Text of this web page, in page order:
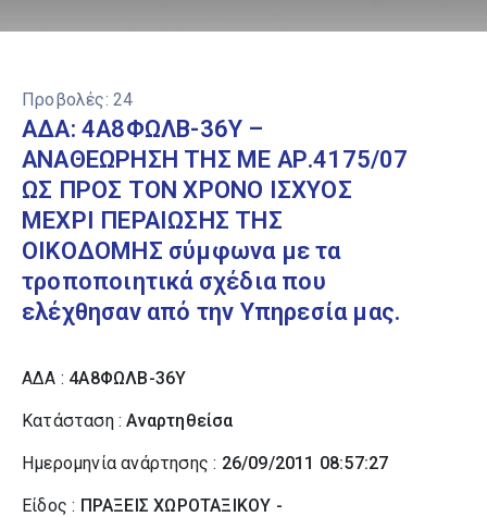
Προβολές: 24
ΑΔΑ: 4Α8ΦΩΛΒ-36Υ –
ΑΝΑΘΕΩΡΗΣΗ ΤΗΣ ΜΕ ΑΡ.4175/07
ΩΣ ΠΡΟΣ ΤOΝ ΧΡΟΝΟ ΙΣΧΥΟΣ
ΜΕΧΡΙ ΠΕΡΑΙΩΣΗΣ ΤΗΣ
ΟΙΚΟΔΟΜΗΣ σύμφωνα με τα
τροποποιητικά σχέδια που
ελέχθησαν από την Υπηρεσία μας.
ΑΔΑ : 4Α8ΦΩΛΒ-36Υ
Κατάσταση :Αναρτηθείσα
Ημερομηνία ανάρτησης : 26/09/2011 08:57:27
Είδος : ΠΡΑΞΕΙΣ ΧΩΡΟΤΑΞΙΚΟΥ -